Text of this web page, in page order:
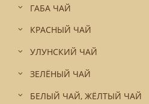
ГАБА ЧАЙ
КРАСНЫЙ ЧАЙ
УЛУНСКИЙ ЧАЙ
ЗЕЛЁНЫЙ ЧАЙ
БЕЛЫЙ ЧАЙ, ЖЁЛТЫЙ ЧАЙ